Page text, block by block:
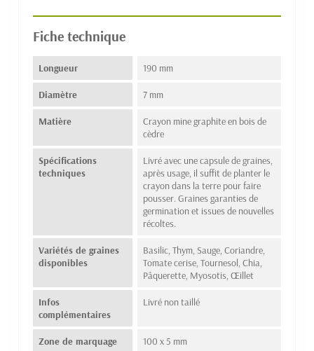
Fiche technique
Longueur 190 mm
Diamètre 7 mm
Matière
Crayon mine graphite en bois de
cèdre
Spécifications
techniques
Livré avec une capsule de graines,
après usage, il suffit de planter le
crayon dans la terre pour faire
pousser. Graines garanties de
germination et issues de nouvelles
récoltes.
Variétés de graines
disponibles
Basilic, Thym, Sauge, Coriandre,
Tomate cerise, Tournesol, Chia,
Pâquerette, Myosotis, Œillet
Infos
complémentaires
Livré non taillé
Zone de marquage 100 x 5 mm